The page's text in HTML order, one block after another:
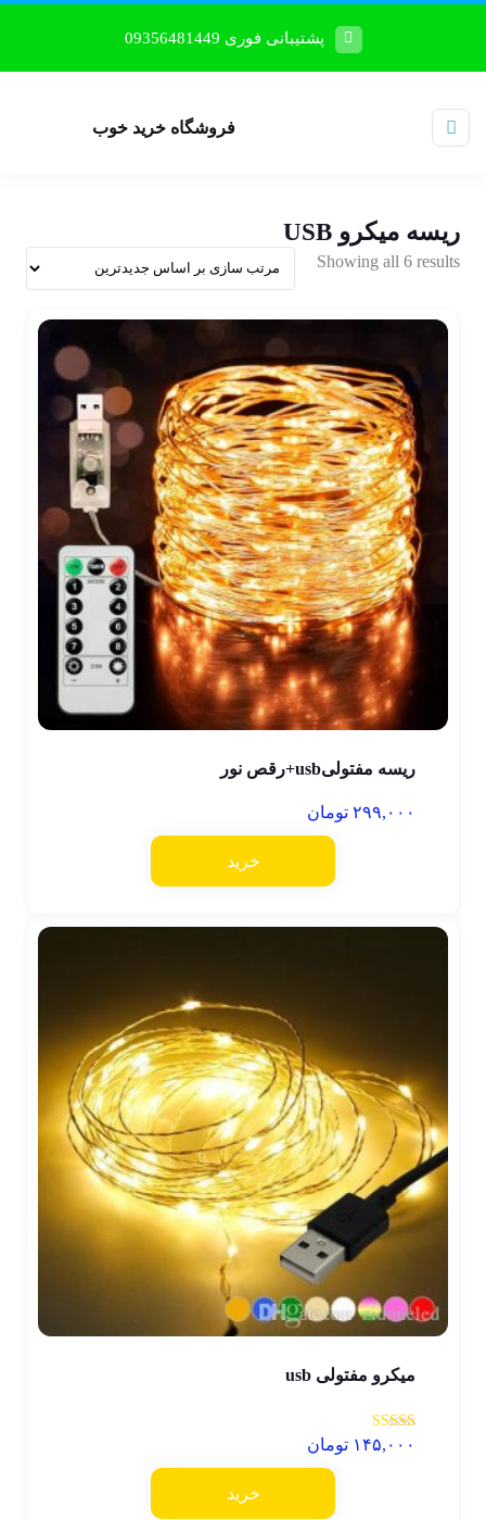
پشتیبانی فوری 09356481449
فروشگاه خرید خوب
ریسه میکرو USB
Showing all 6 results
ریسه مفتولیusb+رقص نور
۲۹۹,۰۰۰ تومان
خرید
میکرو مفتولی usb
نمره
۱۴۵,۰۰۰ تومان
خرید